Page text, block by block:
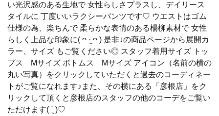
い光沢感のある生地で 女性らしさプラスし、デイリース
タイルに 丁度いいラクシーパンツです♡ ウエストはゴム
仕様の為、楽ちんで 柔らかな表情のある楊柳素材で 女性
らしく上品な印象に( ᴖ ·̫ ᴖ ) 是非↓の商品ページから展開カ
ラー、サイズ もご覧ください◎ スタッフ着用サイズ トッ
プス Mサイズ ボトムス Mサイズ アイコン（名前の横の
丸い写真）をクリックしていただくと過去のコーディネー
トがご覧になれます♪また、その横にある「彦根店」をク
リックして頂くと彦根店のスタッフの他のコーデをご覧い
ただけます( ¨̮ )♡